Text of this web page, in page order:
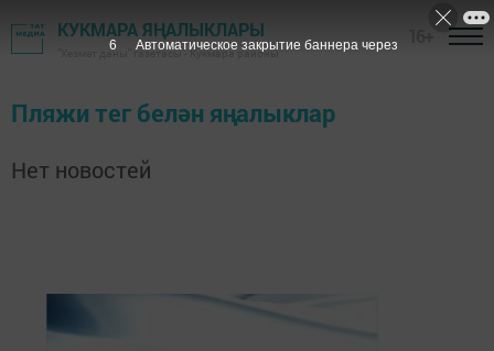
КУКМАРА ЯҢАЛЫКЛАРЫ
"Хезмәт даны" газетасы - Кукмара районы
Пляжи тег белән яңалыклар
Нет новостей
6 Автоматическое закрытие баннера через